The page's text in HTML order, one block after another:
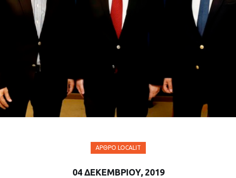
ΆΡΘΡΟ LOCALIT
04 ΔΕΚΕΜΒΡΊΟΥ, 2019